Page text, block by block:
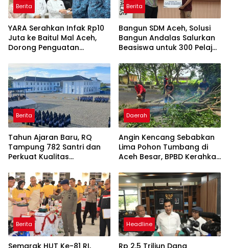
Berita
YARA Serahkan Infak Rp10
Juta ke Baitul Mal Aceh,
Dorong Penguatan
Amanah
Berita
Bangun SDM Aceh, Solusi
Bangun Andalas Salurkan
Beasiswa untuk 300 Pelajar
Berita
Tahun Ajaran Baru, RQ
Tampung 782 Santri dan
Perkuat Kualitas
Daerah
Angin Kencang Sebabkan
Lima Pohon Tumbang di
Aceh Besar, BPBD Kerahkan
Berita Headline